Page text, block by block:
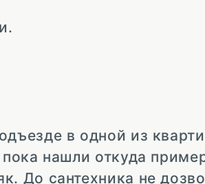
в одной из
нашли откуда
До сантехника не